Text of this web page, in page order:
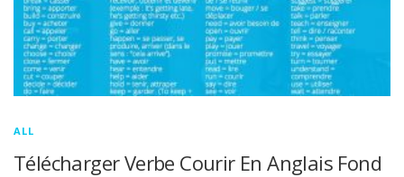
ALL
Télécharger Verbe Courir En Anglais Fond